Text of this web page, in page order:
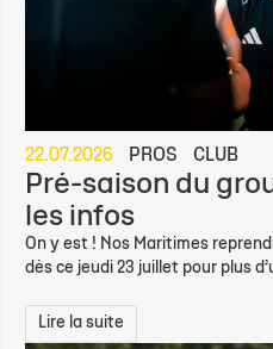
22.07.2026 PROS CLUB
Pré-saison du
les infos
On y est ! Nos Maritimes
dès ce jeudi 23 juillet pour plus
Lire la suite